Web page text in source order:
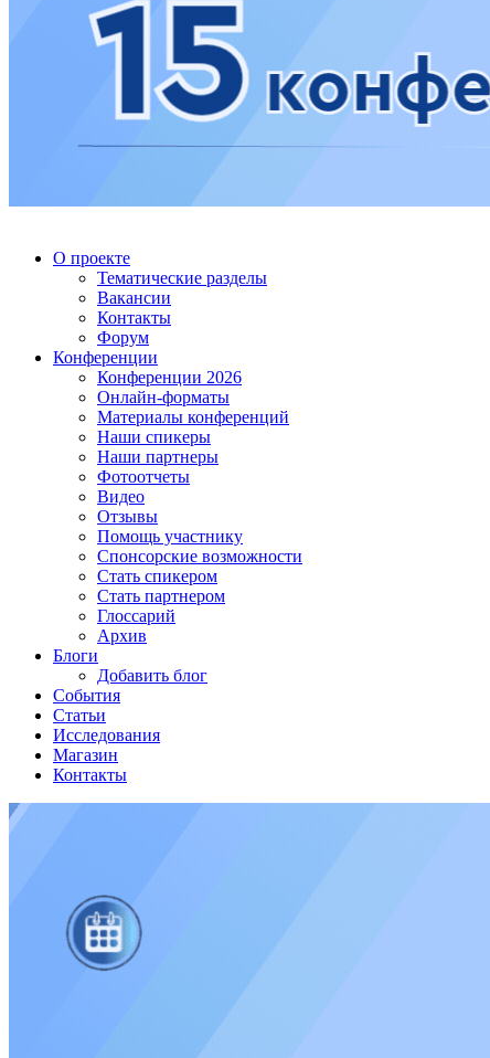
О проекте
Тематические разделы
Вакансии
Контакты
Форум
Конференции
Конференции 2026
Онлайн-форматы
Материалы конференций
Наши спикеры
Наши партнеры
Фотоотчеты
Видео
Отзывы
Помощь участнику
Спонсорские возможности
Стать спикером
Стать партнером
Глоссарий
Архив
Блоги
Добавить блог
События
Статьи
Исследования
Магазин
Контакты